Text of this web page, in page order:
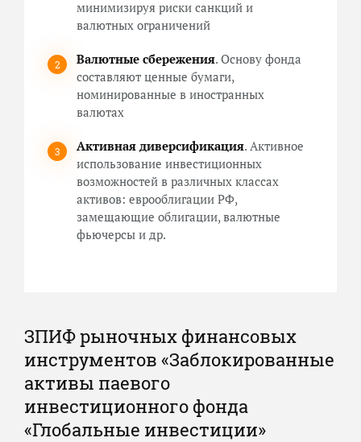
минимизируя риски санкций и
валютных ограничений
Валютные сбережения. Основу фонда
составляют ценные бумаги,
номинированные в иностранных
валютах
Активная диверсификация. Активное
использование инвестиционных
возможностей в различных классах
активов: еврооблигации РФ,
замещающие облигации, валютные
фьючерсы и др.
ЗПИФ рыночных финансовых
инструментов «Заблокированные
активы паевого
инвестиционного фонда
«Глобальные инвестиции»